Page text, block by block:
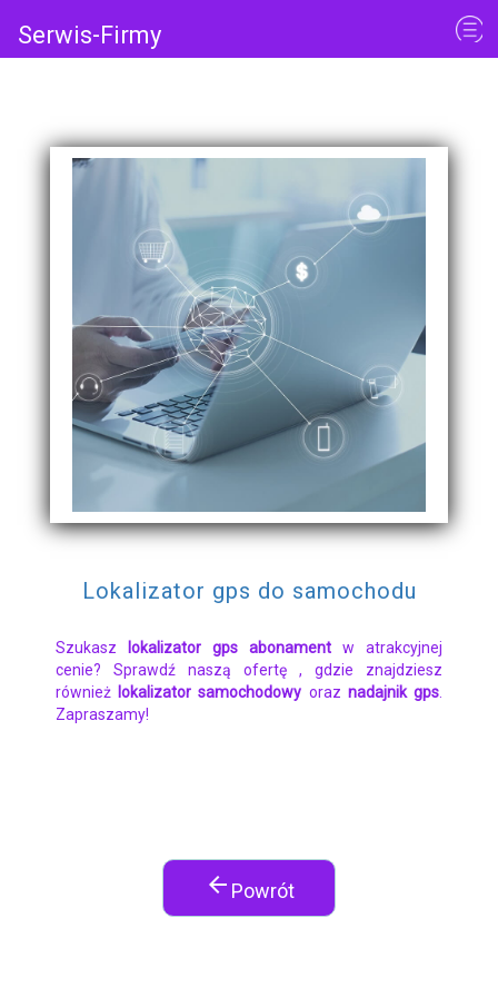
Serwis-Firmy
Lokalizator gps do samochodu
Szukasz lokalizator gps abonament w atrakcyjnej
cenie? Sprawdź naszą ofertę , gdzie znajdziesz
również lokalizator samochodowy oraz nadajnik gps
Zapraszamy!
arrow_back Powrót